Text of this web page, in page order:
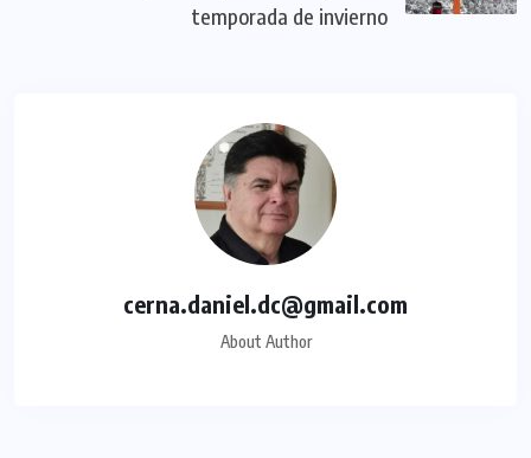
temporada de invierno
cerna.daniel.dc@gmail.com
About Author